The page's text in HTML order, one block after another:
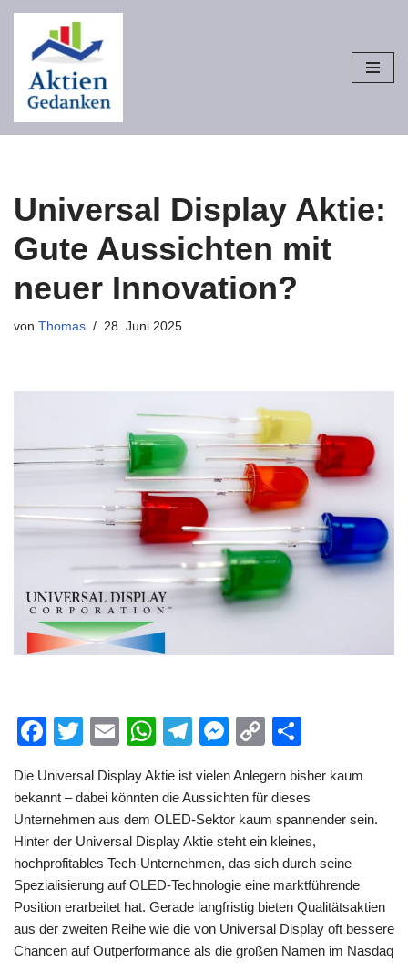
Zum
Inhalt
springen
Universal Display Aktie:
Gute Aussichten mit
neuer Innovation?
von Thomas 28. Juni 2025
F
c
e
b
o
o
k
T
tt
er
E
ail
W
at
s
A
p
p
T
e
gr
a
m
M
ss
e
n
g
er
C
p
y
Li
n
k
e
n
Die Universal Display Aktie ist vielen Anlegern bisher kaum
bekannt – dabei könnten die Aussichten für dieses
Unternehmen aus dem OLED-Sektor kaum spannender sein.
Hinter der Universal Display Aktie steht ein kleines,
hochprofitables Tech-Unternehmen, das sich durch seine
Spezialisierung auf OLED-Technologie eine marktführende
Position erarbeitet hat. Gerade langfristig bieten Qualitätsaktien
aus der zweiten Reihe wie die von Universal Display oft bessere
Chancen auf Outperformance als die großen Namen im Nasdaq